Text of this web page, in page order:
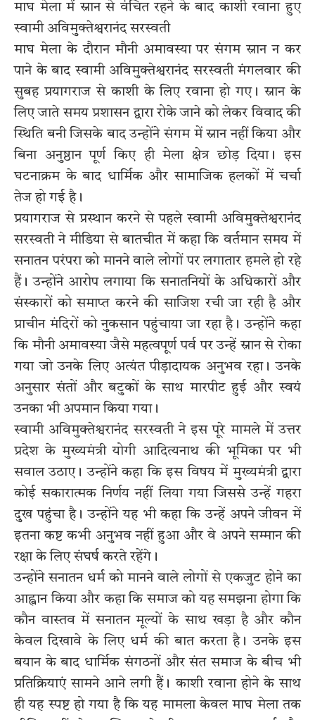
माघ मेला में स्नान से वंचित रहने के बाद काशी रवाना हुए
स्वामी अविमुक्तेश्वरानंद सरस्वती
माघ मेला के दौरान मौनी अमावस्या पर संगम स्नान न कर
पाने के बाद स्वामी अविमुक्तेश्वरानंद सरस्वती मंगलवार की
सुबह प्रयागराज से काशी के लिए रवाना हो गए। स्नान के
लिए जाते समय प्रशासन द्वारा रोके जाने को लेकर विवाद की
स्थिति बनी जिसके बाद उन्होंने संगम में स्नान नहीं किया और
बिना अनुष्ठान पूर्ण किए ही मेला क्षेत्र छोड़ दिया। इस
घटनाक्रम के बाद धार्मिक और सामाजिक हलकों में चर्चा
तेज हो गई है।
प्रयागराज से प्रस्थान करने से पहले स्वामी अविमुक्तेश्वरानंद
सरस्वती ने मीडिया से बातचीत में कहा कि वर्तमान समय में
सनातन परंपरा को मानने वाले लोगों पर लगातार हमले हो रहे
हैं। उन्होंने आरोप लगाया कि सनातनियों के अधिकारों और
संस्कारों को समाप्त करने की साजिश रची जा रही है और
प्राचीन मंदिरों को नुकसान पहुंचाया जा रहा है। उन्होंने कहा
कि मौनी अमावस्या जैसे महत्वपूर्ण पर्व पर उन्हें स्नान से रोका
गया जो उनके लिए अत्यंत पीड़ादायक अनुभव रहा। उनके
अनुसार संतों और बटुकों के साथ मारपीट हुई और स्वयं
उनका भी अपमान किया गया।
स्वामी अविमुक्तेश्वरानंद सरस्वती ने इस पूरे मामले में उत्तर
प्रदेश के मुख्यमंत्री योगी आदित्यनाथ की भूमिका पर भी
सवाल उठाए। उन्होंने कहा कि इस विषय में मुख्यमंत्री द्वारा
कोई सकारात्मक निर्णय नहीं लिया गया जिससे उन्हें गहरा
दुख पहुंचा है। उन्होंने यह भी कहा कि उन्हें अपने जीवन में
इतना कष्ट कभी अनुभव नहीं हुआ और वे अपने सम्मान की
रक्षा के लिए संघर्ष करते रहेंगे।
उन्होंने सनातन धर्म को मानने वाले लोगों से एकजुट होने का
आह्वान किया और कहा कि समाज को यह समझना होगा कि
कौन वास्तव में सनातन मूल्यों के साथ खड़ा है और कौन
केवल दिखावे के लिए धर्म की बात करता है। उनके इस
बयान के बाद धार्मिक संगठनों और संत समाज के बीच भी
प्रतिक्रियाएं सामने आने लगी हैं। काशी रवाना होने के साथ
ही यह स्पष्ट हो गया है कि यह मामला केवल माघ मेला तक